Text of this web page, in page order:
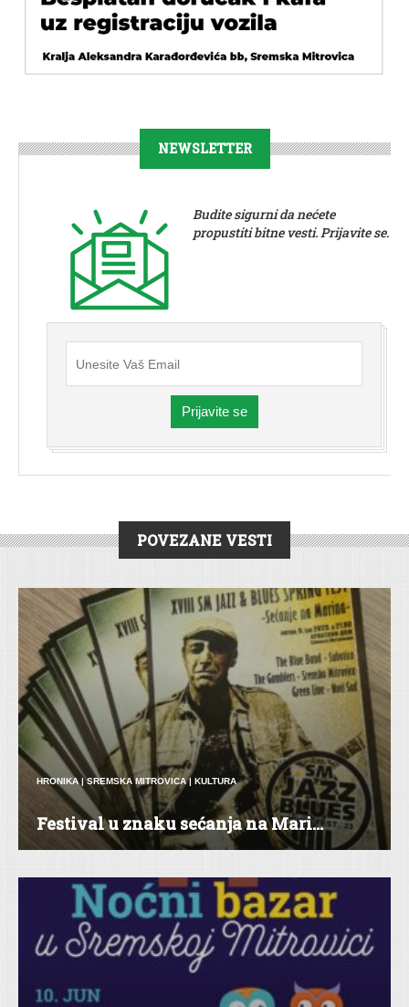
NEWSLETTER
Budite sigurni da nećete
propustiti bitne vesti. Prijavite se.
Prijavite se
POVEZANE VESTI
HRONIKA|SREMSKA MITROVICA| KULTURA
Festival u znaku sećanja na Mari...